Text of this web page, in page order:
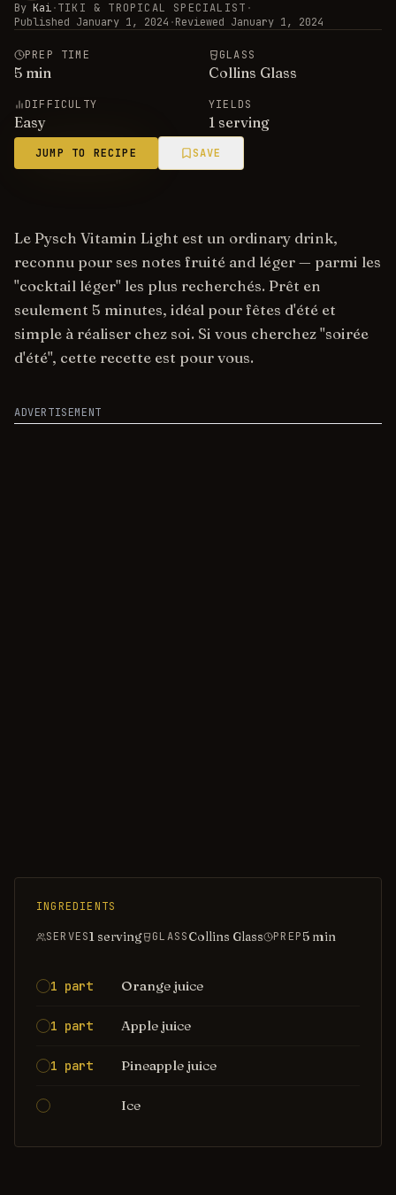
By Kai·TIKI & TROPICAL SPECIALIST ·
Published January 1, 2024 ·Reviewed January 1, 2024
PREP TIME
5 min
GLASS
Collins Glass
DIFFICULTY
Easy
YIELDS
1 serving
JUMP TO RECIPE SAVE
Le Pysch Vitamin Light est un ordinary drink,
reconnu pour ses notes fruité and léger — parmi les
"cocktail léger" les plus recherchés. Prêt en
seulement 5 minutes, idéal pour fêtes d'été et
simple à réaliser chez soi. Si vous cherchez "soirée
d'été", cette recette est pour vous.
ADVERTISEMENT
INGREDIENTS
SERVES1 serving GLASSCollins Glass PREP5 min
1 part Orange juice
1 part Apple juice
1 part Pineapple juice
Ice